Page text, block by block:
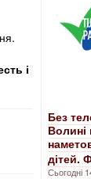
і
Без
Волині
дітей.
Сьогодні